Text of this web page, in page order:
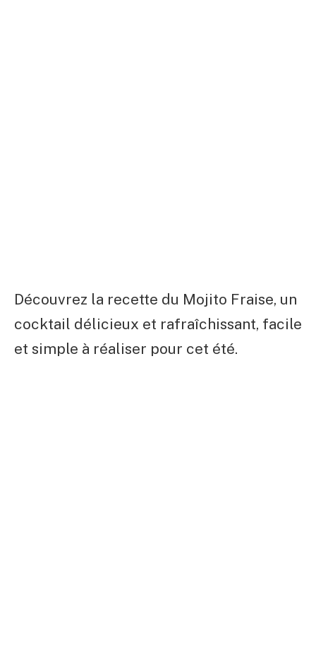
Découvrez la recette du Mojito Fraise, un
cocktail délicieux et rafraîchissant, facile
et simple à réaliser pour cet été.